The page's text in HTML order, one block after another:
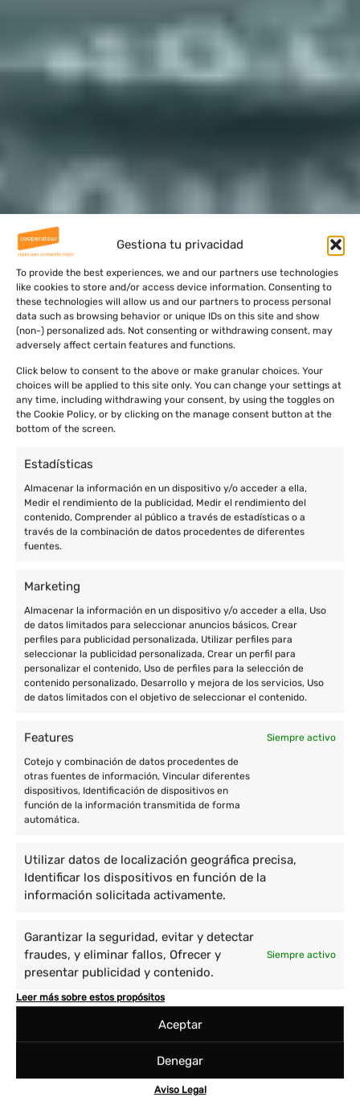
Gestiona tu privacidad
To provide the best experiences, we and our partners use technologies
like cookies to store and/or access device information. Consenting to
these technologies will allow us and our partners to process personal
data such as browsing behavior or unique IDs on this site and show
(non-) personalized ads. Not consenting or withdrawing consent, may
adversely affect certain features and functions.
Click below to consent to the above or make granular choices. Your
choices will be applied to this site only. You can change your settings at
any time, including withdrawing your consent, by using the toggles on
the Cookie Policy, or by clicking on the manage consent button at the
bottom of the screen.
Estadísticas
Almacenar la información en un dispositivo y/o acceder a ella,
Medir el rendimiento de la publicidad, Medir el rendimiento del
contenido, Comprender al público a través de estadísticas o a
través de la combinación de datos procedentes de diferentes
fuentes.
Marketing
Almacenar la información en un dispositivo y/o acceder a ella, Uso
de datos limitados para seleccionar anuncios básicos, Crear
perfiles para publicidad personalizada, Utilizar perfiles para
seleccionar la publicidad personalizada, Crear un perfil para
personalizar el contenido, Uso de perfiles para la selección de
contenido personalizado, Desarrollo y mejora de los servicios, Uso
de datos limitados con el objetivo de seleccionar el contenido.
Features Siempre activo
Cotejo y combinación de datos procedentes de
otras fuentes de información, Vincular diferentes
dispositivos, Identificación de dispositivos en
función de la información transmitida de forma
automática.
Utilizar datos de localización geográfica precisa,
Identificar los dispositivos en función de la
información solicitada activamente.
Garantizar la seguridad, evitar y detectar
fraudes, y eliminar fallos, Ofrecer y
presentar publicidad y contenido.
Siempre activo
Leer más sobre estos propósitos
Aceptar
Denegar
Aviso Legal